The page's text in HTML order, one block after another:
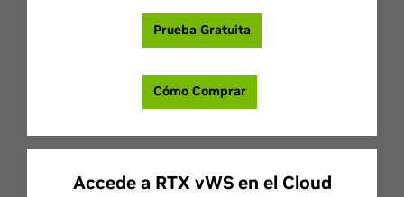
Prueba Gratuita
Cómo Comprar
Accede a RTX vWS en el Cloud